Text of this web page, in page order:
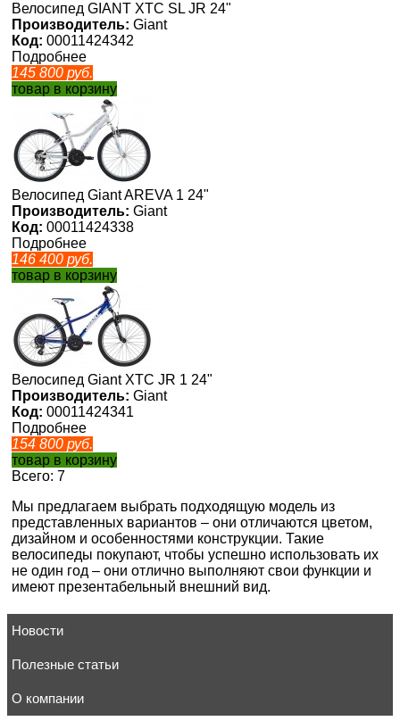
Велосипед GIANT XTC SL JR 24"
Производитель: Giant
Код: 00011424342
Подробнее
145 800 руб.
товар в корзину
Велосипед Giant AREVA 1 24"
Производитель: Giant
Код: 00011424338
Подробнее
146 400 руб.
товар в корзину
Велосипед Giant XTC JR 1 24"
Производитель: Giant
Код: 00011424341
Подробнее
154 800 руб.
товар в корзину
Всего: 7
Мы предлагаем выбрать подходящую модель из
представленных вариантов – они отличаются цветом,
дизайном и особенностями конструкции. Такие
велосипеды покупают, чтобы успешно использовать их
не один год – они отлично выполняют свои функции и
имеют презентабельный внешний вид.
Новости
Полезные статьи
О компании